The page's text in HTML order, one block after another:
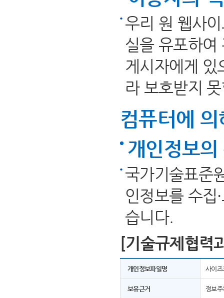
우리 원 웹사
실을 유포하여
게시자에게 있
라 보호받지
컴퓨터에
개인정보
국가기술표준
인정보를 수집
습니다.
[기술규제협력
개인정보파일명 사이즈
보유근거 정보